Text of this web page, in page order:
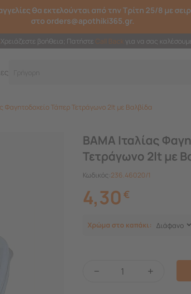
θα εκτελούνται από την Τρίτη 25/8 με
στο orders@apothiki365.gr.
Χρειάζεστε βοήθεια; Πατήστε Call Back για να σας
Φαγητοδοχείο Τάπερ Τετράγωνο 2lt με Βαλβίδα
BAMA Ιταλίας
Τετράγωνο 2lt με
Κωδικός:236.46020/1
4,30 €
Χρώμα στο καπάκι:
+
−